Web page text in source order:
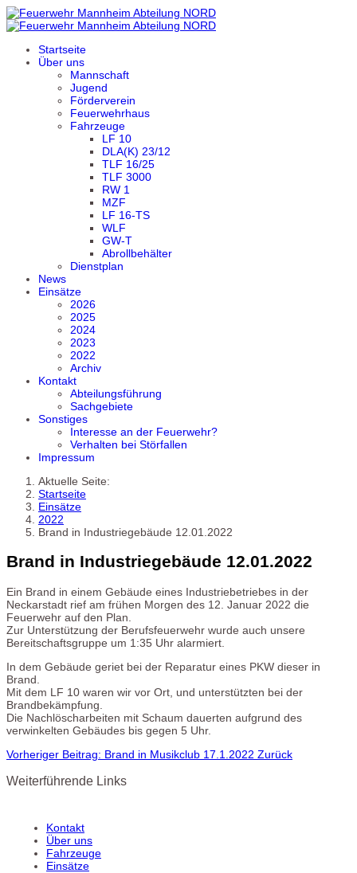
Startseite
Über uns
Mannschaft
Jugend
Förderverein
Feuerwehrhaus
Fahrzeuge
LF 10
DLA(K) 23/12
TLF 16/25
TLF 3000
RW 1
MZF
LF 16-TS
WLF
GW-T
Abrollbehälter
Dienstplan
News
Einsätze
2026
2025
2024
2023
2022
Archiv
Kontakt
Abteilungsführung
Sachgebiete
Sonstiges
Interesse an der Feuerwehr?
Verhalten bei Störfallen
Impressum
Aktuelle Seite:
Startseite
Einsätze
2022
Brand in Industriegebäude 12.01.2022
Brand in Industriegebäude 12.01.2022
Ein Brand in einem Gebäude eines Industriebetriebes in der
Neckarstadt rief am frühen Morgen des 12. Januar 2022 die
Feuerwehr auf den Plan.
Zur Unterstützung der Berufsfeuerwehr wurde auch unsere
Bereitschaftsgruppe um 1:35 Uhr alarmiert.
In dem Gebäude geriet bei der Reparatur eines PKW dieser in
Brand.
Mit dem LF 10 waren wir vor Ort, und unterstützten bei der
Brandbekämpfung.
Die Nachlöscharbeiten mit Schaum dauerten aufgrund des
verwinkelten Gebäudes bis gegen 5 Uhr.
Vorheriger Beitrag: Brand in Musikclub 17.1.2022 Zurück
Weiterführende Links
Kontakt
Über uns
Fahrzeuge
Einsätze